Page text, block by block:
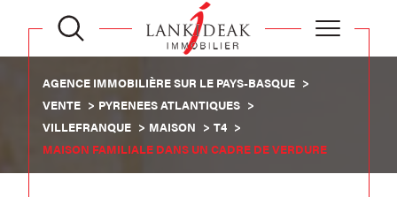
AGENCE IMMOBILIÈRE SUR LE PAYS-BASQUE
VENTE
PYRENEES ATLANTIQUES
VILLEFRANQUE
MAISON
T4
MAISON FAMILIALE DANS UN CADRE DE VERDURE